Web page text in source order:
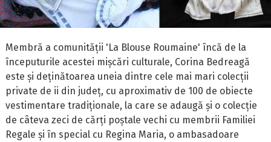
Membră a comunității 'La Blouse Roumaine' încă de la
începuturile acestei mișcări culturale, Corina Bedreagă
este și deținătoarea uneia dintre cele mai mari colecții
private de ii din județ, cu aproximativ de 100 de obiecte
vestimentare tradiționale, la care se adaugă și o colecție
de câteva zeci de cărți poștale vechi cu membrii Familiei
Regale și în special cu Regina Maria, o ambasadoare